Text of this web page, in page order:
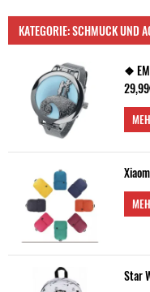
KATEGORIE: SCHMUCK UND
❖
Star